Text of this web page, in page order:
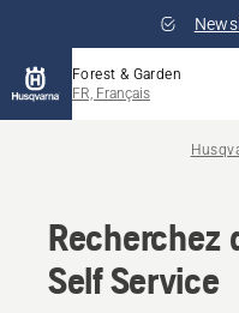
Forest & Garden
FR, Français
Recherchez
Self Service